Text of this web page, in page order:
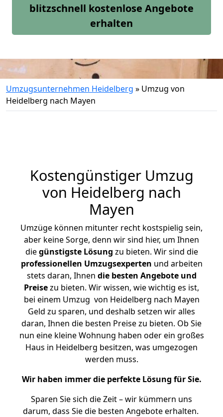
blitzschnell kostenlose Angebote
erhalten
Umzugsunternehmen Heidelberg » Umzug von
Heidelberg nach Mayen
Kostengünstiger Umzug
von Heidelberg nach
Mayen
Umzüge können mitunter recht kostspielig sein,
aber keine Sorge, denn wir sind hier, um Ihnen
diegünstigste Lösung zu bieten. Wir sind die
professionellen Umzugsexperten und arbeiten
stets daran, Ihnen die besten Angebote und
Preisezu bieten. Wir wissen, wie wichtig es ist,
bei einem Umzug von Heidelberg nach Mayen
Geld zu sparen, und deshalb setzen wir alles
daran, Ihnen die besten Preise zu bieten. Ob Sie
nun eine kleine Wohnung haben oder ein großes
Haus in Heidelberg besitzen, was umgezogen
werden muss.
Wir haben immer die perfekte Lösung für Sie.
Sparen Sie sich die Zeit – wir kümmern uns
darum, dass Sie die besten Angebote erhalten.